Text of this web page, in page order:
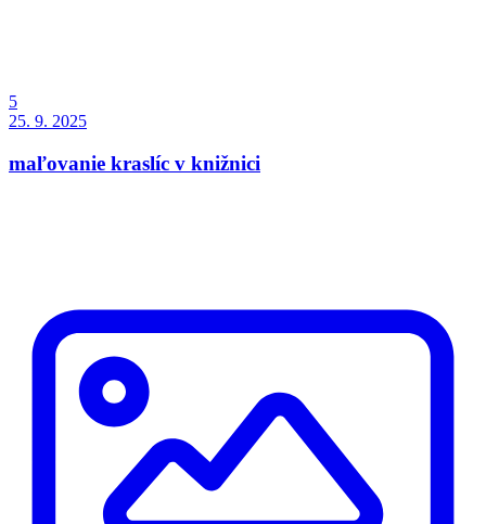
5
25. 9. 2025
maľovanie kraslíc v knižnici